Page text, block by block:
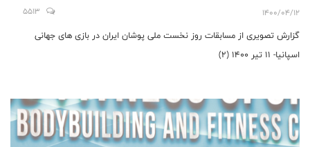
1400/04/12
5513
گزارش تصویری از مسابقات روز نخست ملی پوشان ایران در بازی های جهانی
اسپانیا- 11 تیر 1400 (2)